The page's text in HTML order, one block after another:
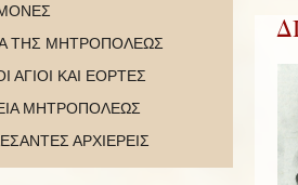
ΤΗΣ ΜΗΤΡΟΠΟΛΕΩΣ
ΑΓΙΟΙ ΚΑΙ ΕΟΡΤΕΣ
ΜΗΤΡΟΠΟΛΕΩΣ
ΑΡΧΙΕΡΕΙΣ